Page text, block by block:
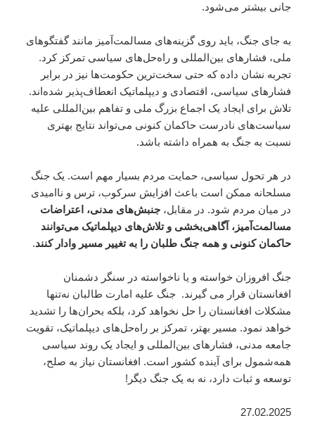
جانی ‌بیشتر می‌شود.
به جای جنگ، باید روی گزینه‌های مسالمت‌آمیز مانند گفتگوهای
ملی، فشارهای بین‌المللی و راه‌حل‌های سیاسی تمرکز کرد.
تجربه نشان داده که حتی سخت‌ترین حکومت‌ها نیز در برابر
فشارهای سیاسی، اقتصادی و دیپلماتیک انعطاف‌پذیر شده‌اند.
تلاش برای ایجاد یک اجماع بزرگ ملی و تفاهم بین‌المللی علیه
سیاست‌های نادرست حاکمان کنونی می‌تواند نتایج بهتری
نسبت به جنگ به همراه داشته باشد.
در هر تحول سیاسی، حمایت مردم بسیار مهم است. یک جنگ
مسلحانه ممکن است باعث افزایش سرکوب، ترس و ناامیدی
در میان مردم شود. در مقابل،جنبش‌های مدنی، اعتراضات
مسالمت‌آمیز، آگاهی‌بخشی و تلاش‌های دیپلماتیک می‌توانند
حاکمان کنونی و همه جنگ طلبان را به تغییر مسیر وادار کنند.
جنگ افروزان خواسته و یا ناخواسته در سنگر دشمنان
افغانستان قرار می گیرند. جنگ علیه امارت طالبان نه‌تنها
مشکلات افغانستان را حل نخواهد کرد، بلکه بحران‌ها را تشدید
خواهد نمود. مسیر بهتر، تمرکز بر راه‌حل‌های دیپلماتیک، تقویت
جامعه مدنی، فشارهای بین‌المللی و ایجاد یک روند سیاسی
همه‌شمول برای آینده کشور است. افغانستان نیاز به صلح،
توسعه و ثبات دارد، نه به یک جنگ دیگر!
27.02.2025